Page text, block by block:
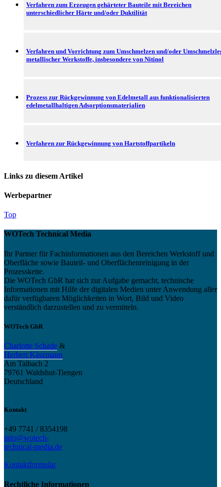
Verfahren zum Erzeugen gehärteter Bauteile mit Bereichen
unterschiedlicher Härte und/oder Duktilität
Verfahren und Vorrichtung zum Umschmelzen und/oder
metallischer Werkstoffe, insbesondere von Nitinol
Prozess zur Rückgewinnung von Edelmetall aus funktionalisierten
edelmetallhaltigen Adsorptionsmaterialien
Verfahren zur Rückgewinnung von Hartstoffpartikeln
Links zu diesem Artikel
Werbepartner
Top
WOTech Technical Media
Ihr Partner für Fachinformationen aus den Bereichen Werkstoff und
Oberfläche sowie Bauteil- und Oberflächenreinigung in der
Prozesskette.
Die WOTech GbR hat sich zur Aufgabe gemacht, technische
Informationen mit Hilfe der digitalen Medien unter Anwendung aller
dafür verfügbaren Möglichkeiten in Wort, Bild und Video
verständlich darzustellen und zu vermitteln.
WOTech GbR
Charlotte Schade &
Herbert Käszmann
Am Talbach 2
79761 Waldshut-Tiengen
Deutschland
Kontakt
+49 7741 / 8354198
info@wotech-
technical-media.de
Kontaktformular
Rechtliche Informationen